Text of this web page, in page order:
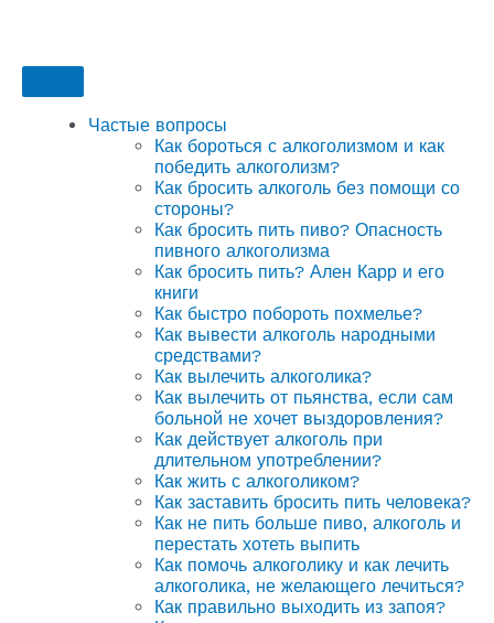
Частые вопросы
Как бороться с алкоголизмом и как
победить алкоголизм?
Как бросить алкоголь без помощи со
стороны?
Как бросить пить пиво? Опасность
пивного алкоголизма
Как бросить пить? Ален Карр и его
книги
Как быстро побороть похмелье?
Как вывести алкоголь народными
средствами?
Как вылечить алкоголика?
Как вылечить от пьянства, если сам
больной не хочет выздоровления?
Как действует алкоголь при
длительном употреблении?
Как жить с алкоголиком?
Как заставить бросить пить человека?
Как не пить больше пиво, алкоголь и
перестать хотеть выпить
Как помочь алкоголику и как лечить
алкоголика, не желающего лечиться?
Как правильно выходить из запоя?